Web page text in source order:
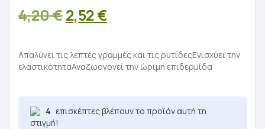
4,20€Original
was:
4,20 €.
2,52€Η
τιμή
είναι:
2,52 €.
Απαλύνει τις λεπτές γραμμές και τις ρυτίδεςΕνισχύει την
ελαστικότηταΑναζωογονεί την ώριμη επιδερμίδα
4 επισκέπτες βλέπουν το προϊόν αυτή τη
στιγμή!